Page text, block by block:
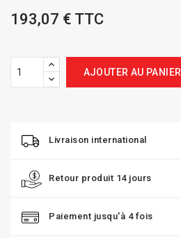
193,07 € TTC
AJOUTER AU PANIER
Livraison international
Retour produit 14 jours
Paiement jusqu'à 4 fois